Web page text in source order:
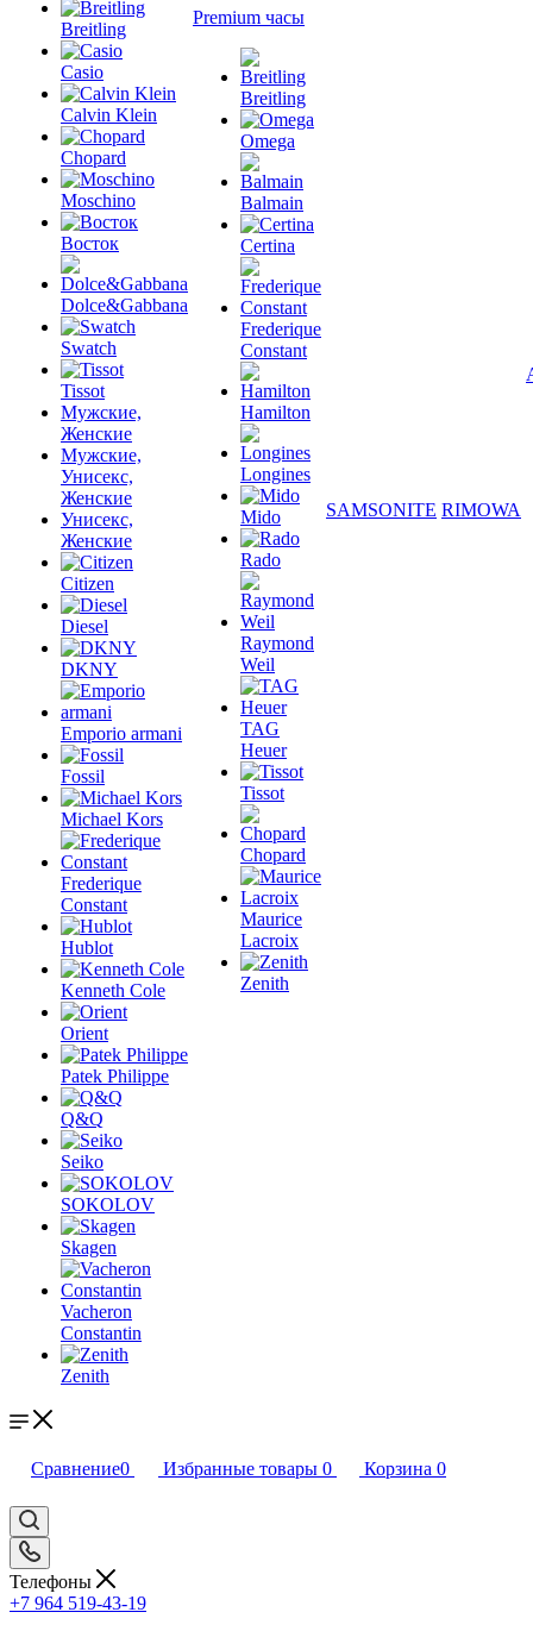
Breitling
Casio
Calvin Klein
Chopard
Moschino
Восток
Dolce&Gabbana
Swatch
Tissot
Мужские,
Женские
Мужские,
Унисекс,
Женские
Унисекс,
Женские
Citizen
Diesel
DKNY
Emporio armani
Fossil
Michael Kors
Frederique
Constant
Hublot
Kenneth Cole
Orient
Patek Philippe
Q&Q
Seiko
SOKOLOV
Skagen
Vacheron
Constantin
Zenith
Premium часы
Breitling
Omega
Balmain
Certina
Frederique
Constant
Hamilton
Longines
Mido
Rado
Raymond
Weil
TAG
Heuer
Tissot
Chopard
Maurice
Lacroix
Zenith
SAMSONITE RIMOWA
Сравнение0 Избранные товары 0 Корзина 0
Телефоны
+7 964 519-43-19